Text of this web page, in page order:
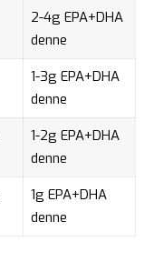
2-4g EPA+DHA
denne
1-3g EPA+DHA
denne
1-2g EPA+DHA
denne
1g EPA+DHA
denne